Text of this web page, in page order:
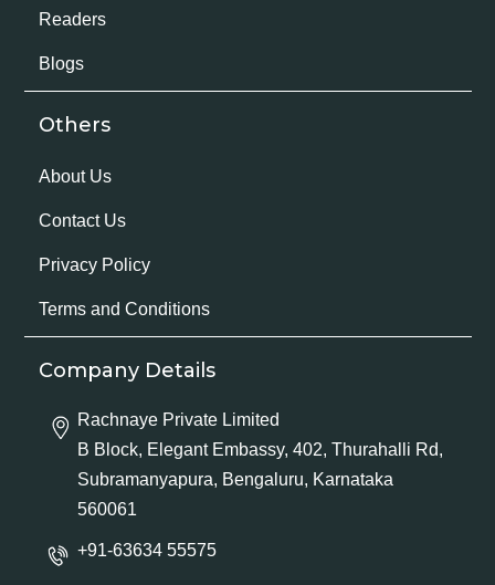
Readers
Blogs
Others
About Us
Contact Us
Privacy Policy
Terms and Conditions
Company Details
Rachnaye Private Limited
B Block, Elegant Embassy, 402, Thurahalli Rd,
Subramanyapura, Bengaluru, Karnataka
560061
+91-63634 55575